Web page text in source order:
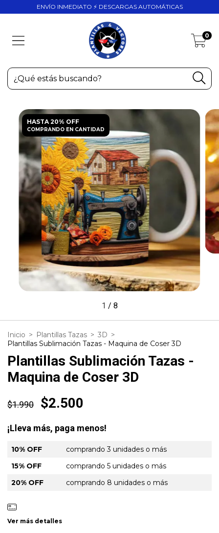
ENVÍO INMEDIATO ⚡ DESCARGAS AUTOMÁTICAS
0
HASTA 20% OFF
COMPRANDO EN CANTIDAD
1 / 8
Inicio > Plantillas Tazas > 3D >
Plantillas Sublimación Tazas - Maquina de Coser 3D
Plantillas Sublimación Tazas -
Maquina de Coser 3D
$1.990 $2.500
¡Lleva más, paga menos!
10% OFF
comprando 3 unidades o más
15% OFF
comprando 5 unidades o más
20% OFF
comprando 8 unidades o más
Ver más detalles